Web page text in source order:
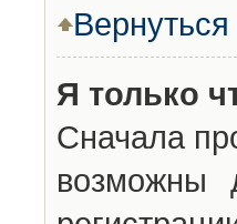
Я только
Сначала
возможны